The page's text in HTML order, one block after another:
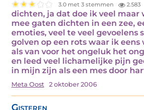
3.0 met 3 stemmen 2.583
dichten, ja dat doe ik veel maar
mee gaten dichten in een zee,
emoties, veel te veel gevoelens
golven op een rots waar ik eens
als van voor het ongeluk het
en leed veel lichamelijke pijn
in mijn zijn als een mes door
Meta Oost 2 oktober 2006
Gisteren